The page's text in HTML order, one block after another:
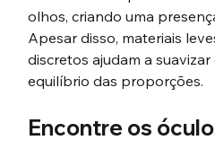
olhos, criando uma
Apesar disso, materiais
discretos ajudam a
equilíbrio das proporções.
Encontre os